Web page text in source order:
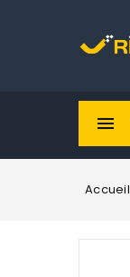

Accueil